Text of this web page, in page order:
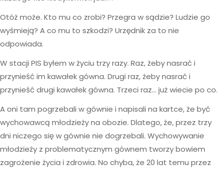
Otóż może. Kto mu co zrobi? Przegra w sądzie? Ludzie go
wyśmieją? A co mu to szkodzi? Urzędnik za to nie
odpowiada.
W stacji PIS byłem w życiu trzy razy. Raz, żeby nasrać i
przynieść im kawałek gówna. Drugi raz, żeby nasrać i
przynieść drugi kawałek gówna. Trzeci raz… już wiecie po co.
A oni tam pogrzebali w gównie i napisali na kartce, że być
wychowawcą młodzieży na obozie. Dlatego, że, przez trzy
dni niczego się w gównie nie dogrzebali. Wychowywanie
młodzieży z problematycznym gównem tworzy bowiem
zagrożenie życia i zdrowia. No chyba, że 20 lat temu przez